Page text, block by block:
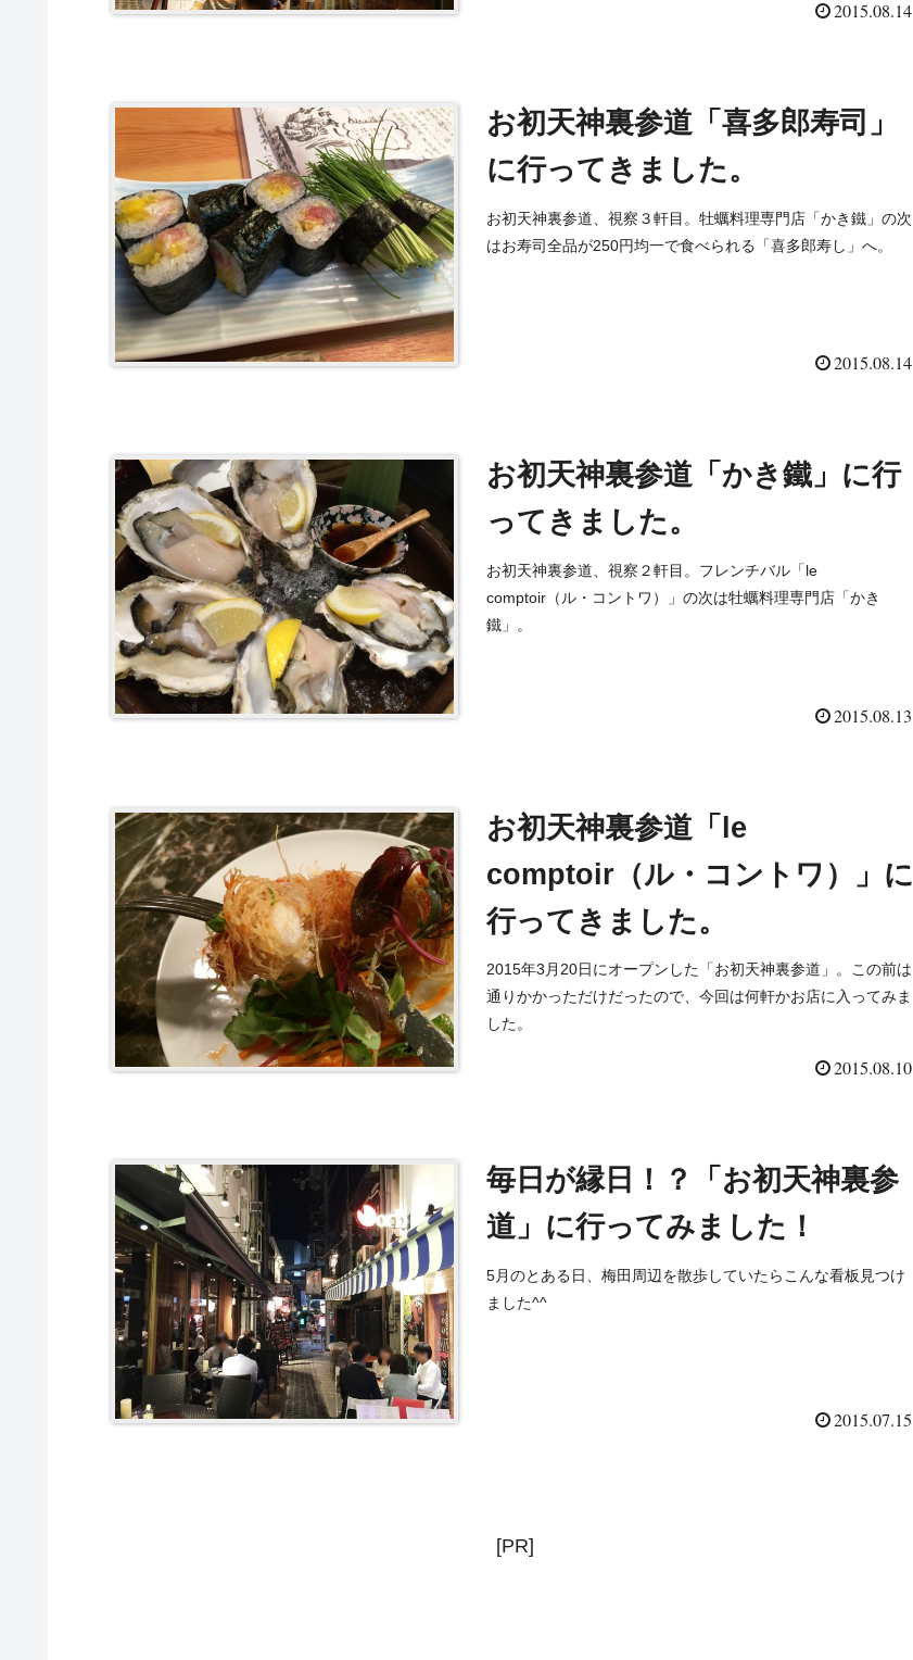
2015.08.14
お初天神裏参道「喜多郎寿司」
に行ってきました。
お初天神裏参道、視察３軒目。牡蠣料理専門店「かき鐵」の次
はお寿司全品が250円均一で食べられる「喜多郎寿し」へ。
2015.08.14
お初天神裏参道「かき鐵」に行
ってきました。
お初天神裏参道、視察２軒目。フレンチバル「le
comptoir（ル・コントワ）」の次は牡蠣料理専門店「かき
鐵」。
2015.08.13
お初天神裏参道「le
comptoir（ル・コントワ）」に
行ってきました。
2015年3月20日にオープンした「お初天神裏参道」。この前は
通りかかっただけだったので、今回は何軒かお店に入ってみま
した。
2015.08.10
毎日が縁日！？「お初天神裏参
道」に行ってみました！
5月のとある日、梅田周辺を散歩していたらこんな看板見つけ
ました^^
2015.07.15
[PR]